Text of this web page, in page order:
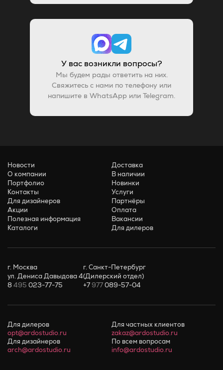
У вас возникли вопросы?
Мы будем рады ответить на них.
Свяжитесь с нами по телефону или
напишите в WhatsApp или Telegram.
Новости
О компании
Портфолио
Контакты
Для дизайнеров
Акции
Полезная информация
Каталоги
Доставка
В наличии
Новинки
Услуги
Партнёры
Оплата
Вакансии
Для дилеров
г. Москва
ул. Дениса Давыдова 4
8495 023-77-75
г. Санкт-Петербург
(Дилерский отдел)
+7977089-57-04
Для дилеров
opt@ardostudio.ru
Для частных клиентов
zakaz@ardostudio.ru
Для дизайнеров
arch@ardostudio.ru
По всем вопросам
info@ardostudio.ru